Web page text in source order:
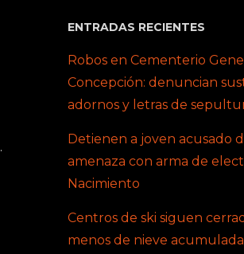
.
ENTRADAS RECIENTES
Robos en Cementerio
Concepción: denuncian
adornos y letras de
Detienen a joven acusado
amenaza con arma de
Nacimiento
Centros de ski siguen
menos de nieve